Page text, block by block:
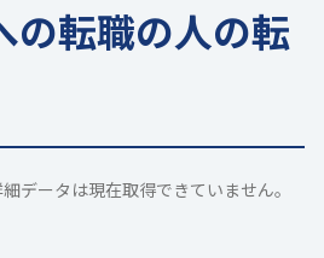
の転職の人の転
データは現在取得できていません。